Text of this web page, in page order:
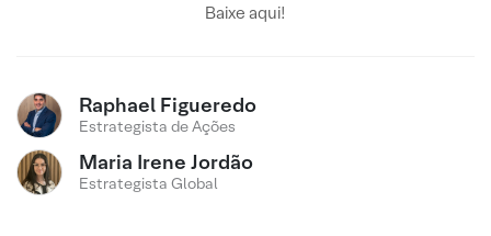
Baixe aqui!
Raphael Figueredo
Estrategista de Ações
Maria Irene Jordão
Estrategista Global